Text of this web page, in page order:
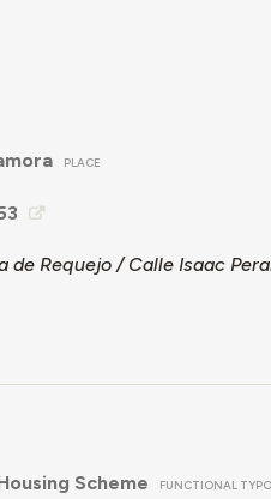
PLACE
Requejo / Calle Isaac
Scheme FUNCTIONAL